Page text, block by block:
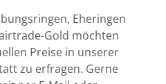
Eheringen
Gold möchten
Preise in unserer
zu erfragen. Gerne